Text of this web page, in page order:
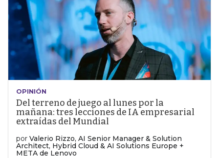
OPINIÓN
Del terreno de juego al lunes por la
mañana: tres lecciones de IA empresarial
extraídas del Mundial
por Valerio Rizzo, AI Senior Manager & Solution
Architect, Hybrid Cloud & AI Solutions Europe +
META de Lenovo